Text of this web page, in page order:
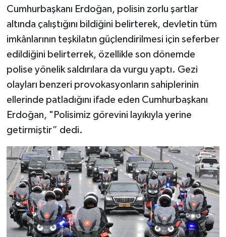
Cumhurbaşkanı Erdoğan, polisin zorlu şartlar
altında çalıştığını bildiğini belirterek, devletin tüm
imkânlarının teşkilatın güçlendirilmesi için seferber
edildiğini belirterrek, özellikle son dönemde
polise yönelik saldırılara da vurgu yaptı. Gezi
olayları benzeri provokasyonların sahiplerinin
ellerinde patladığını ifade eden Cumhurbaşkanı
Erdoğan, "Polisimiz görevini layıkıyla yerine
getirmiştir” dedi.